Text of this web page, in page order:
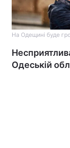
На Одещині буде
Одеській